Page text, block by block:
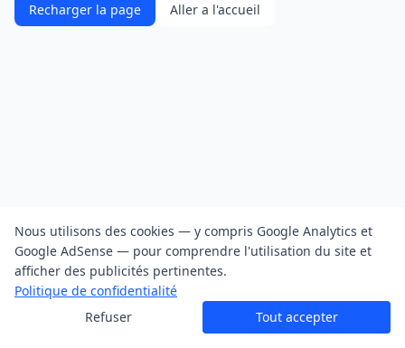
Recharger la page Aller a l'accueil
Nous utilisons des cookies — y compris Google Analytics et
Google AdSense — pour comprendre l'utilisation du site et
afficher des publicités pertinentes.
Politique de confidentialité
Refuser
Tout accepter